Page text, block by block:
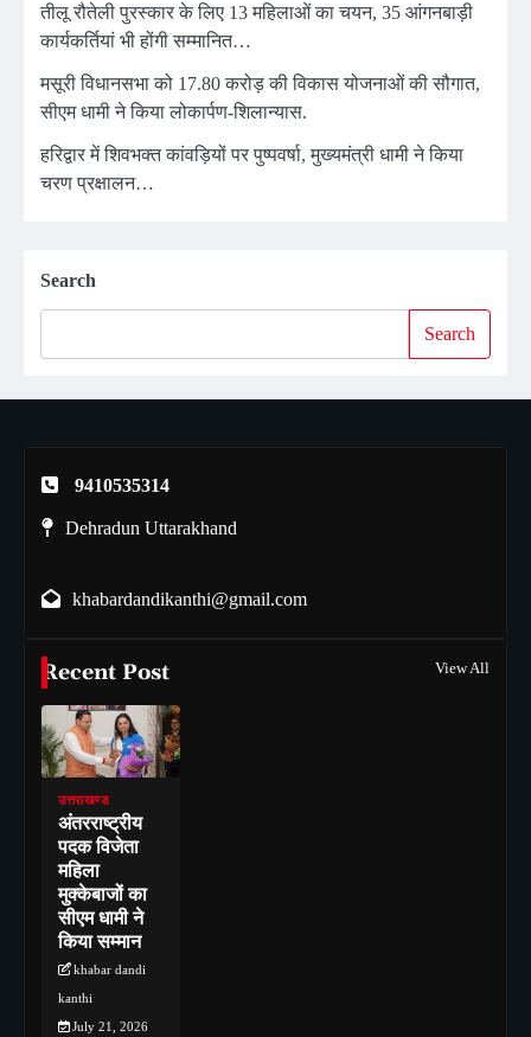
तीलू रौतेली पुरस्कार के लिए 13 महिलाओं का चयन, 35 आंगनबाड़ी
कार्यकर्तियां भी होंगी सम्मानित…
मसूरी विधानसभा को 17.80 करोड़ की विकास योजनाओं की सौगात,
सीएम धामी ने किया लोकार्पण-शिलान्यास.
हरिद्वार में शिवभक्त कांवड़ियों पर पुष्पवर्षा, मुख्यमंत्री धामी ने किया
चरण प्रक्षालन…
Search
Search
9410535314
Dehradun Uttarakhand
khabardandikanthi@gmail.com
Recent Post View All
उत्तराखण्ड
अंतरराष्ट्रीय
पदक विजेता
महिला
मुक्केबाजों का
सीएम धामी ने
किया सम्मान
khabar dandi
kanthi
July 21, 2026